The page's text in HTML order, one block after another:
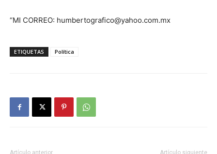
“MI CORREO: humbertografico@yahoo.com.mx
ETIQUETAS Política
Artículo anterior Artículo siguiente